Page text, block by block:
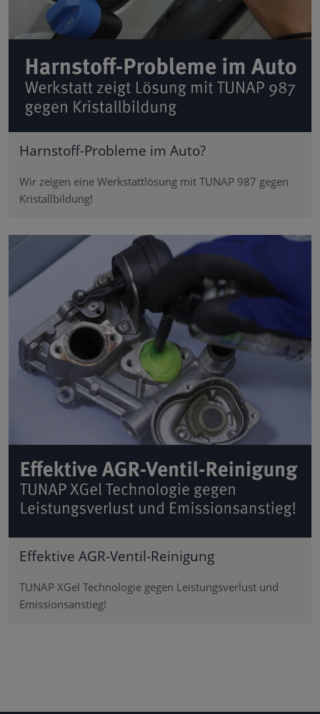
Harnstoff-Probleme im Auto?
Wir zeigen eine Werkstattlösung mit TUNAP 987 gegen
Kristallbildung!
Effektive AGR-Ventil-Reinigung
TUNAP XGel Technologie gegen Leistungsverlust und
Emissionsanstieg!